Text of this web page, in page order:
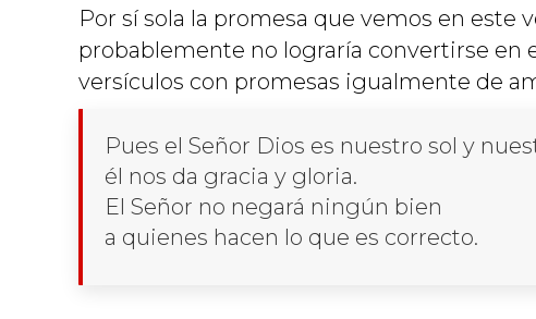
Por sí sola la promesa que vemos en este
probablemente no lograría convertirse en
versículos con promesas igualmente de
Pues el Señor Dios es nuestro sol y
él nos da gracia y gloria.
El Señor no negará ningún bien
a quienes hacen lo que es correcto.